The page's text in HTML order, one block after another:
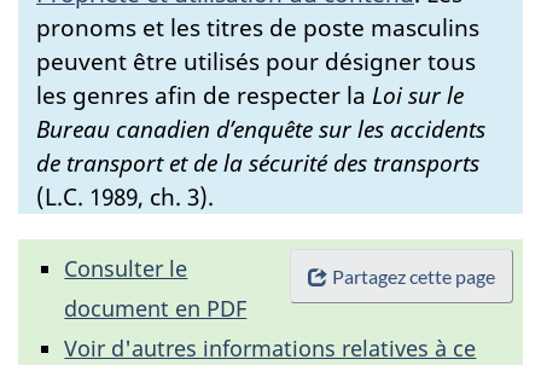
pronoms et les titres de poste masculins
peuvent être utilisés pour désigner tous
les genres afin de respecter la Loi sur le
Bureau canadien d’enquête sur les accidents
de transport et de la sécurité des transports
(L.C. 1989, ch. 3).
Partagez cette page
Consulter le
document en PDF
Voir d'autres informations relatives à ce